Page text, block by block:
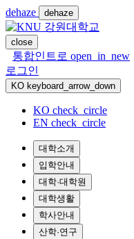
dehaze dehaze
close
통합인트로 open_in_new
로그인
KO keyboard_arrow_down
KO check_circle
EN check_circle
대학소개
입학안내
대학·대학원
대학생활
학사안내
산학·연구